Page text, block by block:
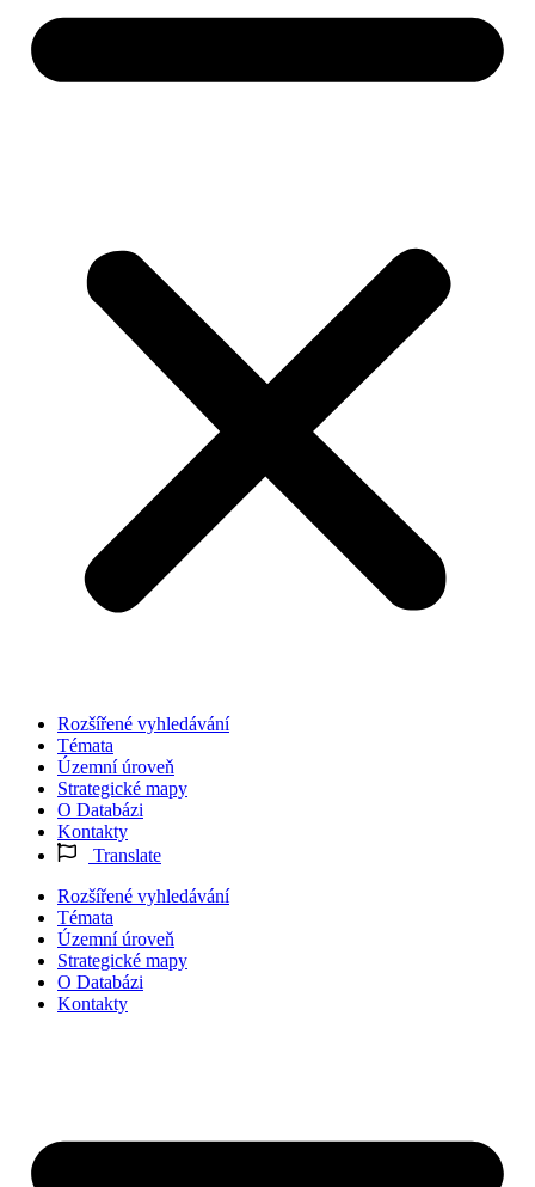
Rozšířené vyhledávání
Témata
Územní úroveň
Strategické mapy
O Databázi
Kontakty
Translate
Rozšířené vyhledávání
Témata
Územní úroveň
Strategické mapy
O Databázi
Kontakty